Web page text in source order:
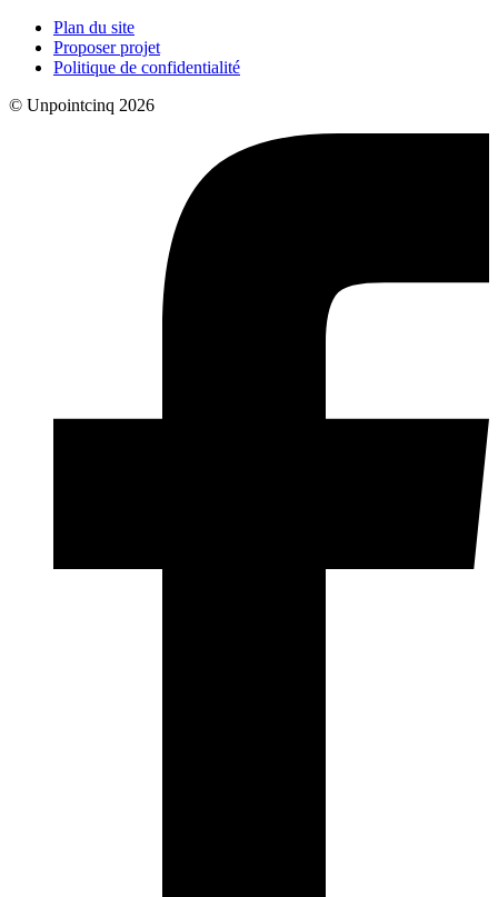
Plan du site
Proposer projet
Politique de confidentialité
© Unpointcinq 2026